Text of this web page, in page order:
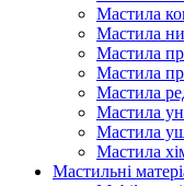
Мастила
Мастила
Мастила
Мастила
Мастила
Мастила
Мастила
Мастила
Мастильні